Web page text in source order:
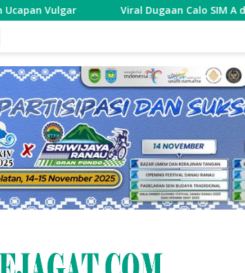
Viral Dugaan Calo SIM A di Pekalongan,